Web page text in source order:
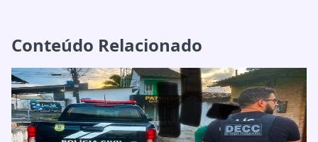
Conteúdo Relacionado